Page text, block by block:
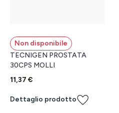
Non disponibile
TECNIGEN PROSTATA
30CPS MOLLI
11,37 €
Dettaglio prodotto